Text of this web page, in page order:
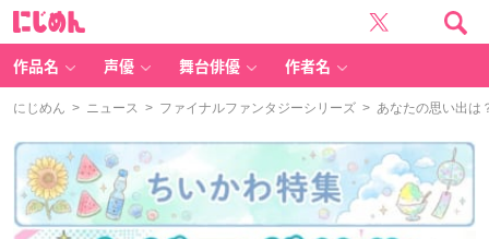
作品名 声優 舞台俳優 作者名
にじめん > ニュース > ファイナルファンタジーシリーズ > あなたの思い出は